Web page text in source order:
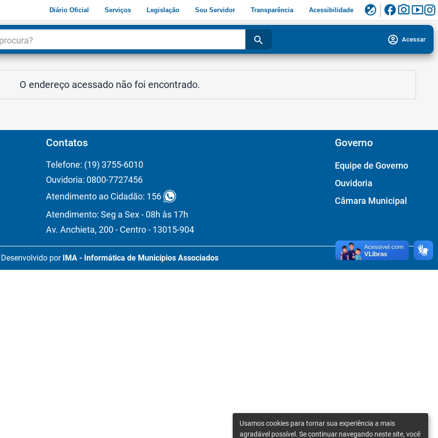
Diário Oficial Serviços Legislação Sou Servidor Transparência Acessibilidade flaky facebookphoto_camerasmart_display
search account_circle Acessar
O endereço acessado não foi encontrado.
Contatos
Telefone: (19) 3755-6010
Ouvidoria: 0800-7727456
Atendimento ao Cidadão: 156
Atendimento: Seg a Sex - 08h às 17h
Av. Anchieta, 200 - Centro - 13015-904
Governo
Equipe de Governo
Ouvidoria
Câmara Municipal
Desenvolvido por IMA - Informática de Municípios Associados
Usamos cookies para tornar sua experiência a mais
agradável possível. Se continuar navegando neste site, você